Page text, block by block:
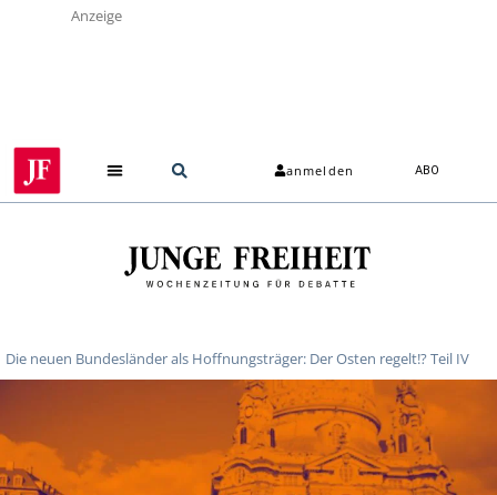
Anzeige
anmelden ABO
Die neuen Bundesländer als Hoffnungsträger: Der Osten regelt!? Teil IV